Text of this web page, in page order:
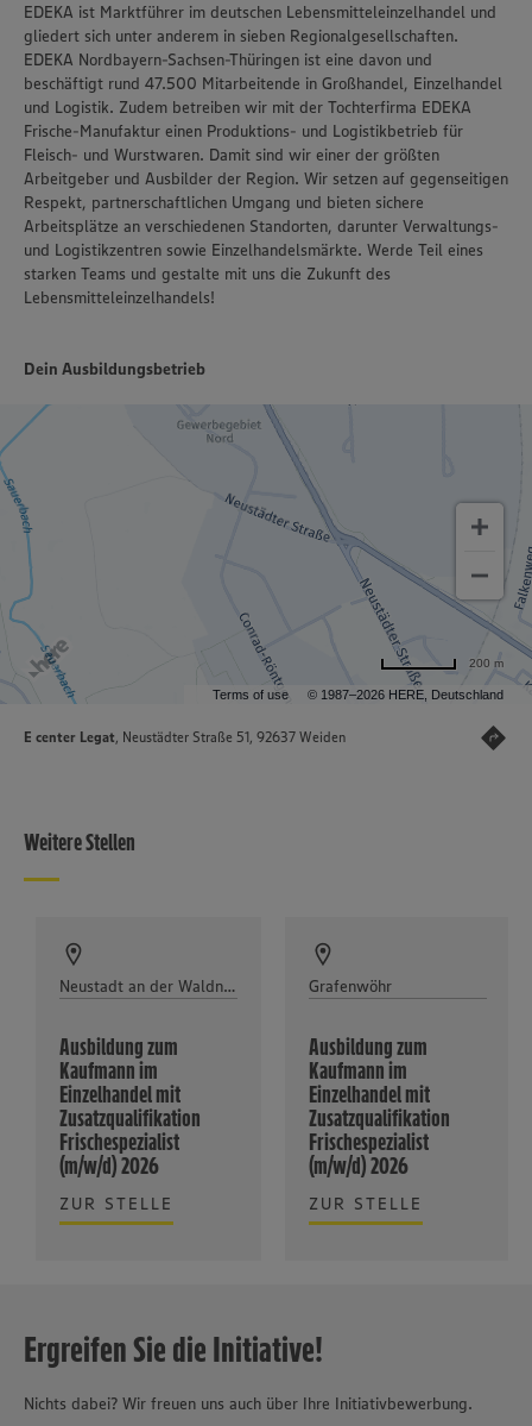
EDEKA ist Marktführer im deutschen Lebensmitteleinzelhandel und
gliedert sich unter anderem in sieben Regionalgesellschaften.
EDEKA Nordbayern-Sachsen-Thüringen ist eine davon und
beschäftigt rund 47.500 Mitarbeitende in Großhandel, Einzelhandel
und Logistik. Zudem betreiben wir mit der Tochterfirma EDEKA
Frische-Manufaktur einen Produktions- und Logistikbetrieb für
Fleisch- und Wurstwaren. Damit sind wir einer der größten
Arbeitgeber und Ausbilder der Region. Wir setzen auf gegenseitigen
Respekt, partnerschaftlichen Umgang und bieten sichere
Arbeitsplätze an verschiedenen Standorten, darunter Verwaltungs-
und Logistikzentren sowie Einzelhandelsmärkte. Werde Teil eines
starken Teams und gestalte mit uns die Zukunft des
Lebensmitteleinzelhandels!
Dein Ausbildungsbetrieb
Terms of use © 1987–2026 HERE, Deutschland
200 m
E center Legat, Neustädter Straße 51, 92637 Weiden
Weitere Stellen
Neustadt an der Waldnaab
Ausbildung zum
Kaufmann im
Einzelhandel mit
Zusatzqualifikation
Frischespezialist
(m/w/d) 2026
ZUR STELLE
Grafenwöhr
Ausbildung zum
Kaufmann im
Einzelhandel mit
Zusatzqualifikation
Frischespezialist
(m/w/d) 2026
ZUR STELLE
Ergreifen Sie die Initiative!
Nichts dabei? Wir freuen uns auch über Ihre Initiativbewerbung.